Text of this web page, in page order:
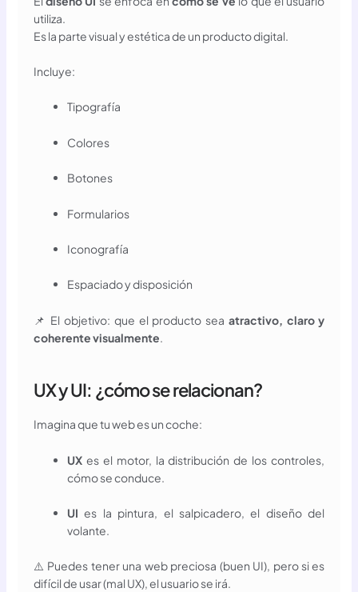
utiliza.
Es la parte visual y estética de un producto digital.
Incluye:
Tipografía
Colores
Botones
Formularios
Iconografía
Espaciado y disposición
📌 El objetivo: que el producto sea atractivo, claro y
coherente visualmente.
UX y UI: ¿cómo se relacionan?
Imagina que tu web es un coche:
UXes el motor, la distribución de los controles,
cómo se conduce.
UI es la pintura, el salpicadero, el diseño del
volante.
⚠️ Puedes tener una web preciosa (buen UI), pero si es
difícil de usar (mal UX), el usuario se irá.